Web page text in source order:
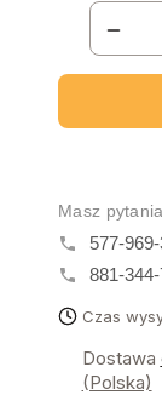
Masz
577-
881-
Czas
Dostawa
(Polska)